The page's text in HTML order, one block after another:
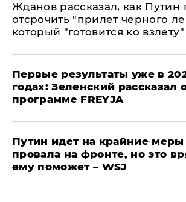
Жданов рассказал, как Путин
отсрочить "прилет черного
который "готовится ко взлету"
Первые результаты уже в
годах: Зеленский рассказал
программе FREYJA
Путин идет на крайние меры
провала на фронте, но это
ему поможет – WSJ